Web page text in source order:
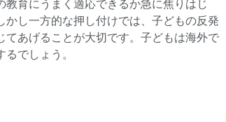
育にうまく適応できるか急に焦りはじ
し一方的な押し付けでは、子どもの反発
あげることが大切です。子どもは海外で
でしょう。